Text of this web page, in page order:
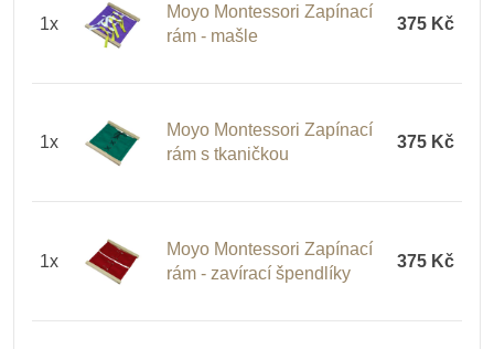
1x
Moyo Montessori Zapínací
rám - mašle
375 Kč
1x
Moyo Montessori Zapínací
rám s tkaničkou
375 Kč
1x
Moyo Montessori Zapínací
rám - zavírací špendlíky
375 Kč